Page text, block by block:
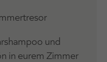
und
in eurem Zimmer